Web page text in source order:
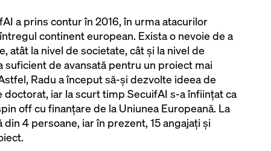
a prins contur în 2016, în urma atacurilor
continent european. Exista o nevoie de a
atât la nivel de societate, cât și la nivel de
suficient de avansată pentru un proiect mai
Radu a început să-și dezvolte ideea de
doctorat, iar la scurt timp SecuifAI s-a înființat ca
off cu finanțare de la Uniunea Europeană. La
4 persoane, iar în prezent, 15 angajați și